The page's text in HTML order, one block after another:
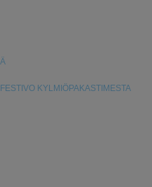
KYLMIÖPAKASTIMESTA